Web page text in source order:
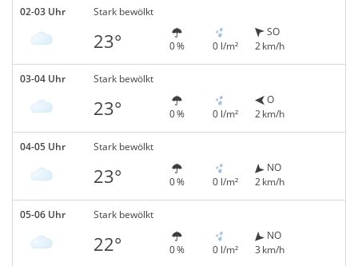
02-03 Uhr Stark bewölkt
23° 0 % 0 l/m²
SO
2 km/h
03-04 Uhr Stark bewölkt
23° 0 % 0 l/m²
O
2 km/h
04-05 Uhr Stark bewölkt
23° 0 % 0 l/m²
NO
2 km/h
05-06 Uhr Stark bewölkt
22° 0 % 0 l/m²
NO
3 km/h